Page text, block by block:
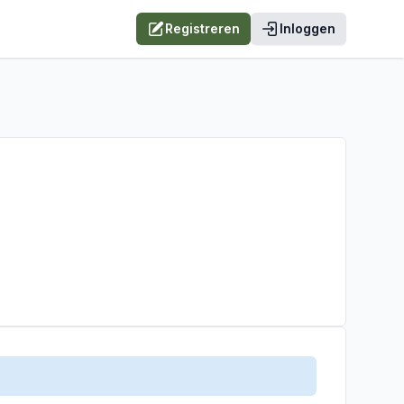
Registreren Inloggen